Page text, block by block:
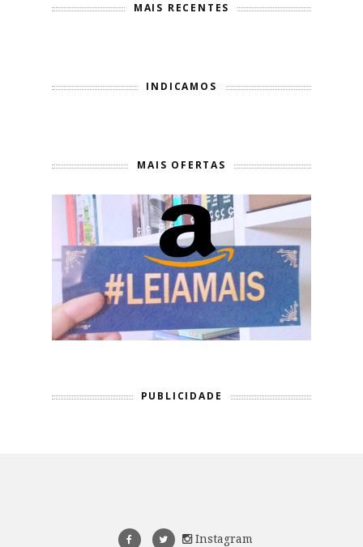
MAIS RECENTES
INDICAMOS
MAIS OFERTAS
PUBLICIDADE
Instagram